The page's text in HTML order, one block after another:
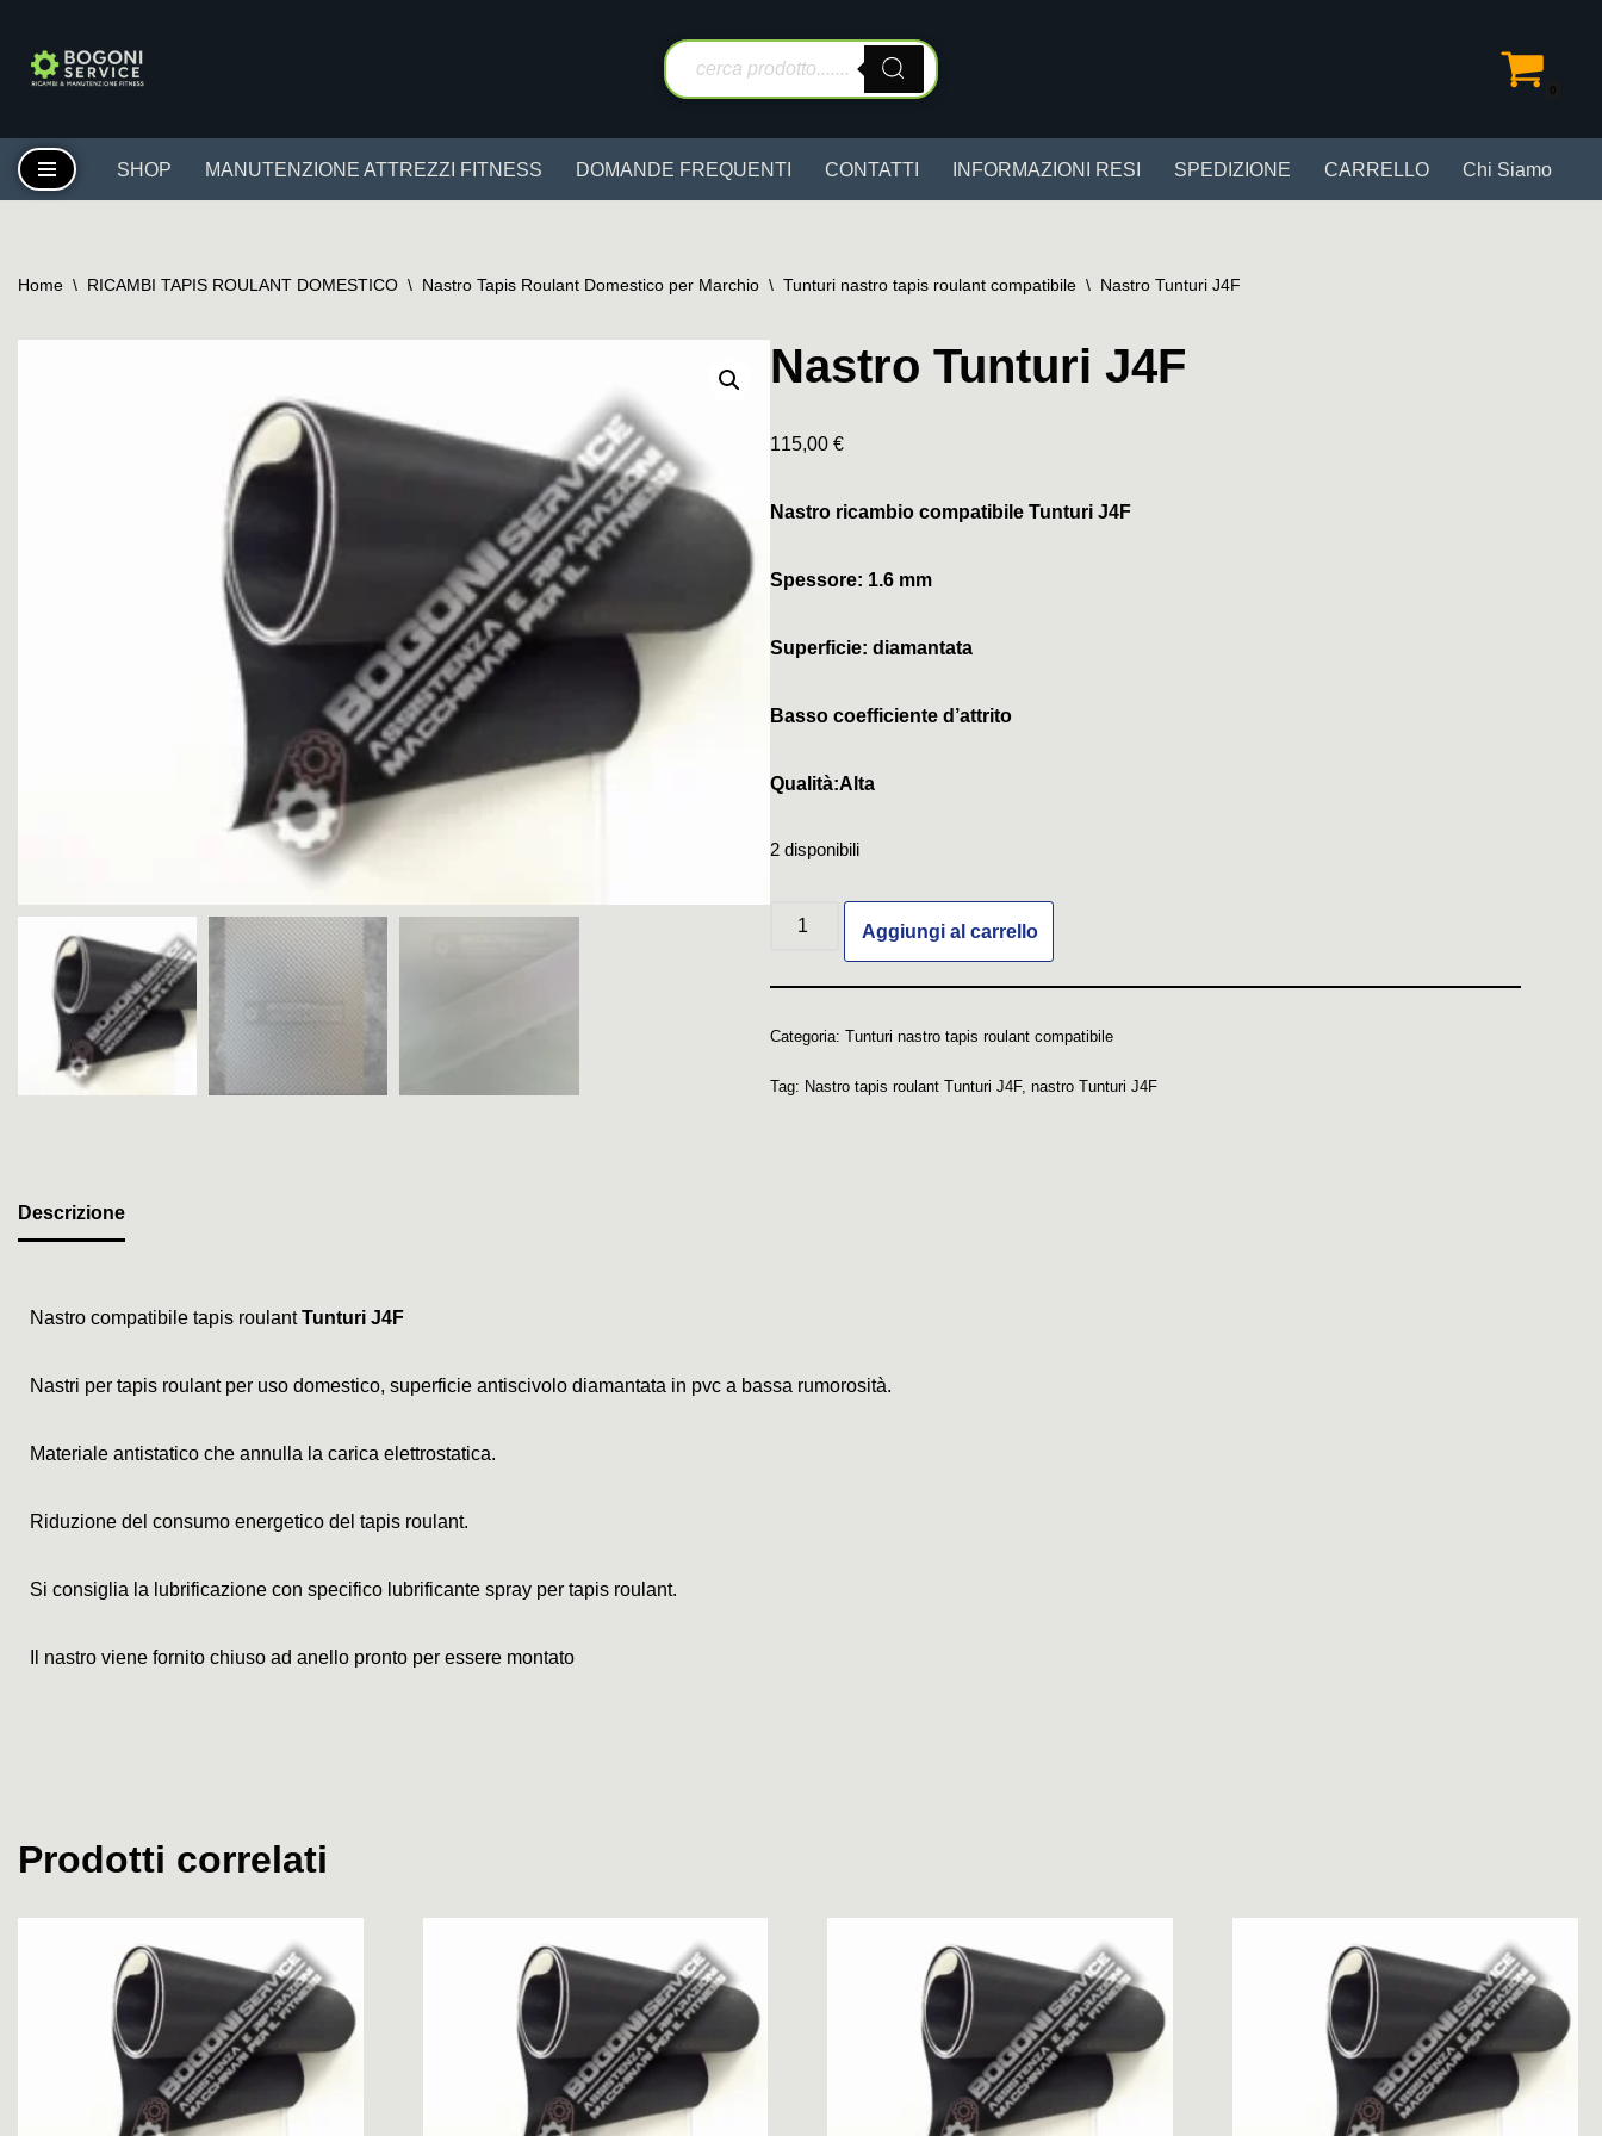
Vai
SHOP MANUTENZIONE ATTREZZI FITNESS DOMANDE FREQUENTI CONTATTI INFORMAZIONI RESI SPEDIZIONE CARRELLO Chi Siamo
Home \ RICAMBI TAPIS ROULANT DOMESTICO \ Nastro Tapis Roulant Domestico per Marchio \ Tunturi nastro tapis roulant compatibile \ Nastro Tunturi J4F
Nastro Tunturi J4F
115,00 €
Nastro ricambio compatibile Tunturi J4F
Spessore: 1.6 mm
Superficie: diamantata
Basso coefficiente d’attrito
Qualità:Alta
2 disponibili
Aggiungi al carrello
Categoria: Tunturi nastro tapis roulant compatibile
Tag: Nastro tapis roulant Tunturi J4F, nastro Tunturi J4F
Descrizione
Nastro compatibile tapis roulantTunturi J4F
Nastri per tapis roulant per uso domestico, superficie antiscivolo diamantata in pvc a bassa rumorosità.
Materiale antistatico che annulla la carica elettrostatica.
Riduzione del consumo energetico del tapis roulant.
Si consiglia la lubrificazione con specifico lubrificante spray per tapis roulant.
Il nastro viene fornito chiuso ad anello pronto per essere montato
Prodotti correlati